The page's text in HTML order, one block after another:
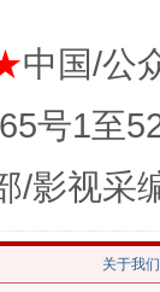
中国/公
号1至
/影视采
关于我们